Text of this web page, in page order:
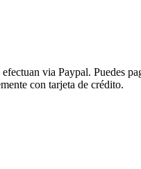
efectuan via Paypal. Puedes
con tarjeta de crédito.